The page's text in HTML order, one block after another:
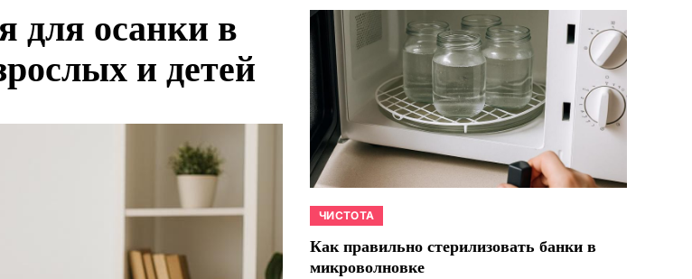
для осанки в
и детей
ЧИСТОТА
Как правильно стерилизовать банки в
микроволновке